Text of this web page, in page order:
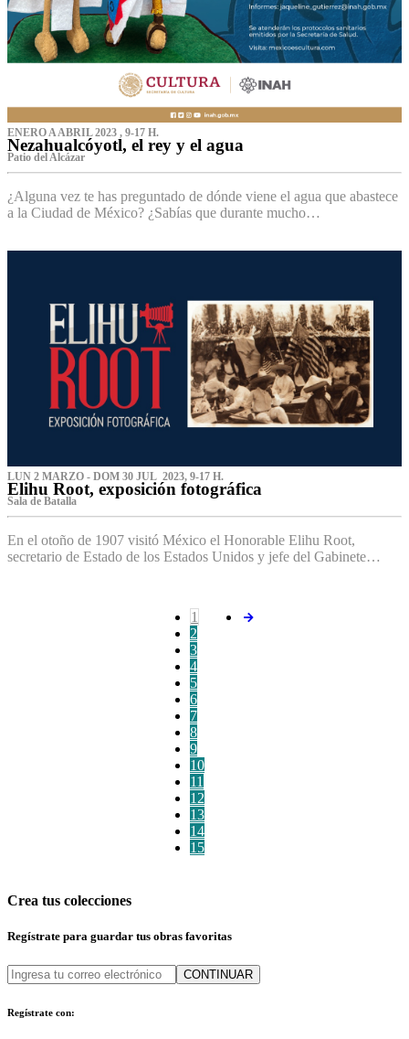
ENERO A ABRIL 2023 , 9-17 H.
Nezahualcóyotl, el rey y el agua
Patio del Alcázar
¿Alguna vez te has preguntado de dónde viene el agua que abastece
a la Ciudad de México? ¿Sabías que durante mucho…
LUN 2 MARZO - DOM 30 JUL 2023, 9-17 H.
Elihu Root, exposición fotográfica
Sala de Batalla
En el otoño de 1907 visitó México el Honorable Elihu Root,
secretario de Estado de los Estados Unidos y jefe del Gabinete…
1
2
3
4
5
6
7
8
9
10
11
12
13
14
15
Crea tus colecciones
Regístrate para guardar tus obras favoritas
CONTINUAR
Regístrate con: